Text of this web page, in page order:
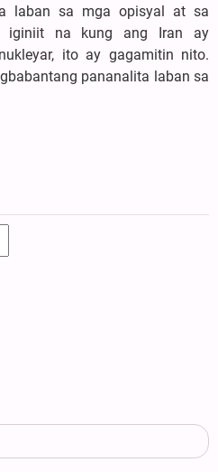
laban sa mga opisyal at sa
iginiit na kung ang Iran ay
ito ay gagamitin nito.
pananalita laban sa